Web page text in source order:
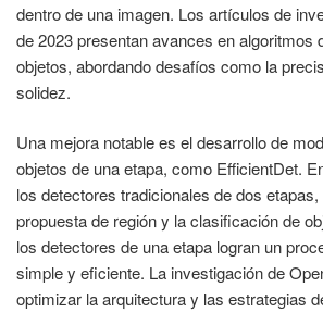
dentro de una imagen. Los artículos de
de 2023 presentan avances en algoritmos
objetos, abordando desafíos como la
solidez.
Una mejora notable es el desarrollo de
objetos de una etapa, como EfficientDet.
los detectores tradicionales de dos
propuesta de región y la clasificación de
los detectores de una etapa logran un
simple y eficiente. La investigación de
optimizar la arquitectura y las estrategias